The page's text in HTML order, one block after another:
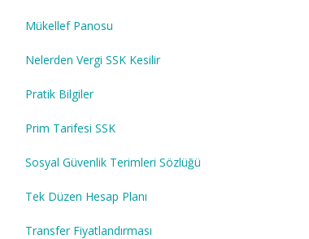
Mükellef Panosu
Nelerden Vergi SSK Kesilir
Pratik Bilgiler
Prim Tarifesi SSK
Sosyal Güvenlik Terimleri Sözlüğü
Tek Düzen Hesap Planı
Transfer Fiyatlandırması